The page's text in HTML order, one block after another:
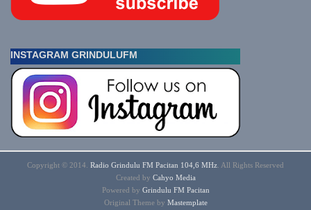
INSTAGRAM GRINDULUFM
Copyright © 2014. Radio Grindulu FM Pacitan 104,6 MHz . All Rights Reserved
Created by Cahyo Media
Powered by Grindulu FM Pacitan
Original Theme by Mastemplate